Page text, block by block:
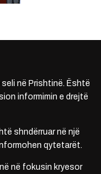
në Prishtinë. Është
informimin e drejtë
shndërruar në një
qytetarët.
në fokusin kryesor